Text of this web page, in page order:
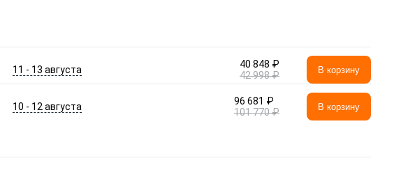
11 - 13 августа
40 848 ₽
42 998 ₽
В корзину
10 - 12 августа
96 681 ₽
101 770 ₽
В корзину